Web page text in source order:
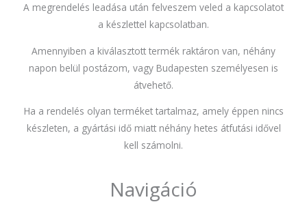
A megrendelés leadása után felveszem veled a kapcsolatot
a készlettel kapcsolatban.
Amennyiben a kiválasztott termék raktáron van, néhány
napon belül postázom, vagy Budapesten személyesen is
átvehető.
Ha a rendelés olyan terméket tartalmaz, amely éppen nincs
készleten, a gyártási idő miatt néhány hetes átfutási idővel
kell számolni.
Navigáció